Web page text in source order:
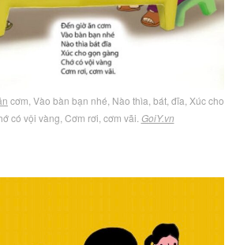
cơm, Vào bàn bạn nhé, Nào thìa, bát, đĩa, Xúc cho
có vội vàng, Cơm rơi, cơm vãi. GoiY.vn